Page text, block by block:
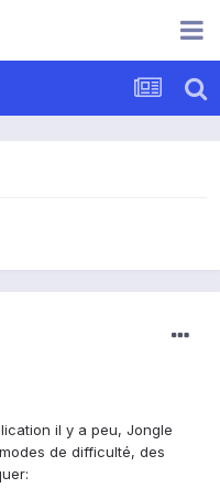
il y a peu, Jongle
de difficulté, des